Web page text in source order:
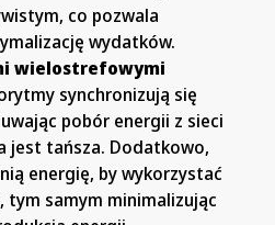
co pozwala
wydatków.
wielostrefowymi
synchronizują się
pobór energii z sieci
jest tańsza. Dodatkowo,
energię, by wykorzystać
tym samym minimalizując